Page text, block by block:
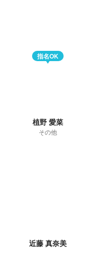
指名OK
植野 愛菜
その他
近藤 真奈美